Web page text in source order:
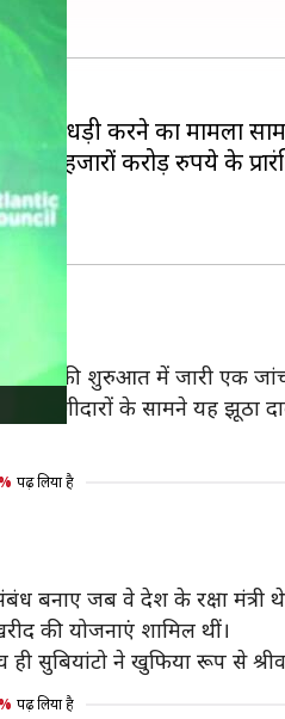
धोखाधड़ी करने का मामला
में हजारों करोड़ रुपये के
महीने की शुरुआत में जारी एक जांच
भागीदारों के सामने यह झूठा
पढ़ लिया है
बनाए जब वे देश के रक्षा मंत्री
की योजनाएं शामिल थीं।
सुबियांटो ने खुफिया रूप से
पढ़ लिया है